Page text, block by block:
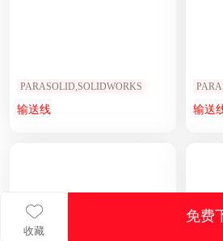
收藏
免费
PARASOLID,SOLIDWORKS
输送线 输送